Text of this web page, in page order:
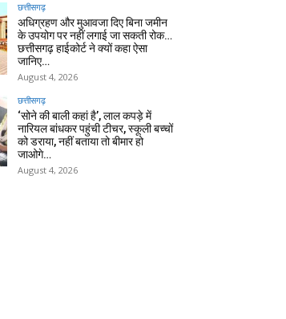
छत्तीसगढ़
अधिग्रहण और मुआवजा दिए बिना जमीन
के उपयोग पर नहीं लगाई जा सकती रोक…
छत्तीसगढ़ हाईकोर्ट ने क्यों कहा ऐसा
जानिए…
August 4, 2026
छत्तीसगढ़
‘सोने की बाली कहां है’, लाल कपड़े में
नारियल बांधकर पहुंची टीचर, स्कूली बच्चों
को डराया, नहीं बताया तो बीमार हो
जाओगे…
August 4, 2026